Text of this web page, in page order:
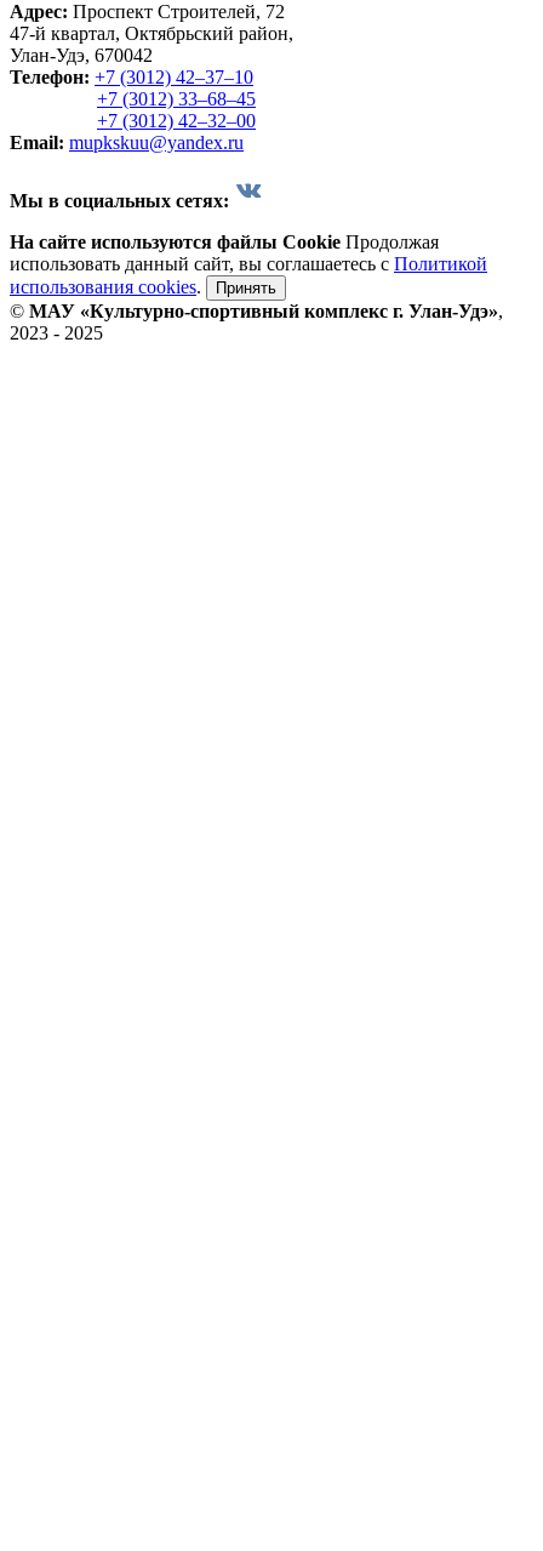
Адрес: Проспект Строителей, 72
47-й квартал, Октябрьский район,
Улан-Удэ, 670042
Телефон: +7 (3012) 42‒37‒10
+7 (3012) 33‒68‒45
+7 (3012) 42‒32‒00
Email: mupkskuu@yandex.ru
Мы в социальных сетях:
На сайте используются файлы Cookie Продолжая
использовать данный сайт, вы соглашаетесь с Политикой
использования cookies. Принять
© МАУ «Культурно-спортивный комплекс г. Улан-Удэ»,
2023 - 2025